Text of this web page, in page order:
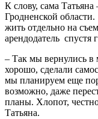
К слову, сама Татьяна
Гродненской
жить отдельно на
арендодатель спустя
– Так мы вернулись в
хорошо, сделали
мы планируем еще
возможно, даже
планы. Хлопот,
Татьяна.